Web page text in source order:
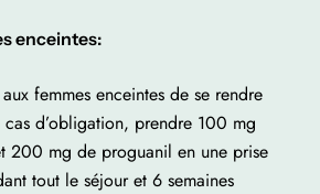
enceintes:
femmes enceintes de se rendre
d’obligation, prendre 100 mg
200 mg de proguanil en une prise
tout le séjour et 6 semaines